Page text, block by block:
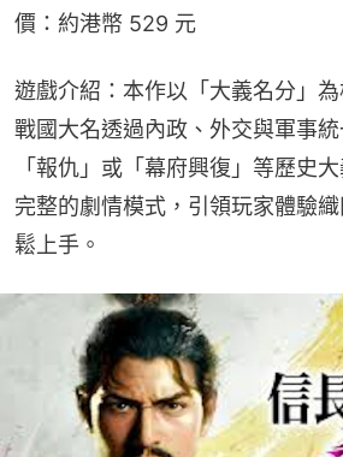
價：約港幣 529 元
遊戲介紹：本作以「大義名分」
戰國大名透過內政、外交與軍事
「報仇」或「幕府興復」等歷史
完整的劇情模式，引領玩家體驗
鬆上手。